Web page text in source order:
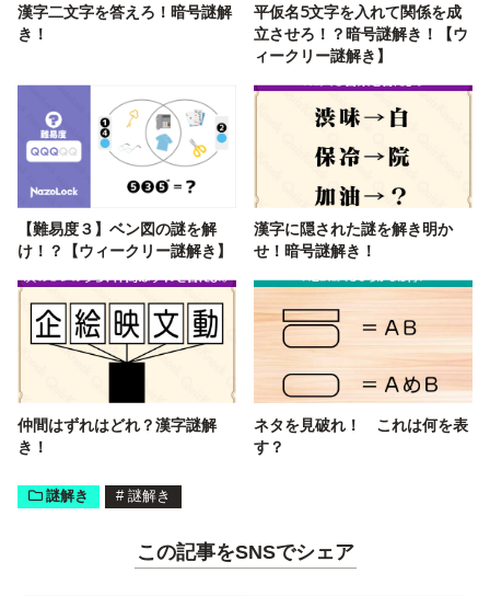
漢字二文字を答えろ！暗号謎解
き！
平仮名5文字を入れて関係を成
立させろ！？暗号謎解き！【ウ
ィークリー謎解き】
【難易度３】ベン図の謎を解
け！？【ウィークリー謎解き】
漢字に隠された謎を解き明か
せ！暗号謎解き！
仲間はずれはどれ？漢字謎解
き！
ネタを見破れ！ これは何を表
す？
謎解き # 謎解き
この記事をSNSでシェア